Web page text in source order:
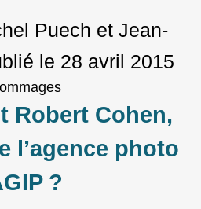
Puech et Jean-
le 28 avril 2015
Robert Cohen,
l’agence photo
?